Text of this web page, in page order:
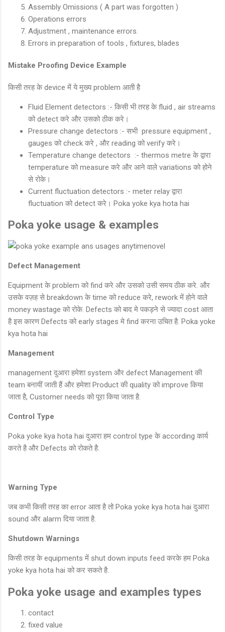
Assembly Omissions ( A part was forgotten )
Operations errors
Adjustment , maintenance errors.
Errors in preparation of tools , fixtures, blades
Mistake Proofing Device Example
किसी तरह के device में ये मुख्य problem आती है
Fluid Element detectors :- किसी भी तरह के fluid , air streams
को detect करे और उसको ठीक करे।
Pressure change detectors :- सभी pressure equipment ,
gauges को check करे , और reading को verify करे।
Temperature change detectors :- thermos metre के द्वारा
temperature को measure करे और आने वाले variations को होने
से रोके।
Current fluctuation detectors :- meter relay द्वारा
fluctuation को detect करे। Poka yoke kya hota hai
Poka yoke usage & examples
Defect Management
Equipment के problem को find करे और उसको उसी समय ठीक करे. और
उसके वज़ह से breakdown के time को reduce करे, rework में होने वाले
money wastage को रोके. Defects को बाद मे पकड़ने से ज्यादा cost आता
है इस कारण Defects को early stages मे find करना उचित है. Poka yoke
kya hota hai
Management
management दुआरा हमेशा system और defect Management की
team बनायीं जाती हैं और हमेशा Product की quality को improve किया
जाता है, Customer needs को पूरा किया जाता है.
Control Type
Poka yoke kya hota hai दुआरा हम control type के according कार्य
करते है और Defects को रोकते है.
Warning Type
जब कभी किसी तरह का error आता है तो Poka yoke kya hota hai दुआरा
sound और alarm दिया जाता है.
Shutdown Warnings
किसी तरह के equipments में shut down inputs feed करके हम Poka
yoke kya hota hai को कर सकते है.
Poka yoke usage and examples types
contact
fixed value